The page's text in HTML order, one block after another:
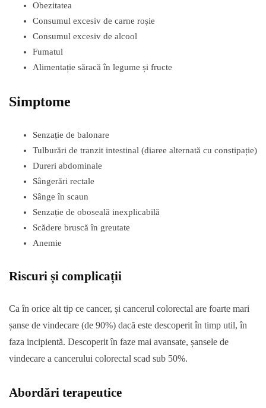
Obezitatea
Consumul excesiv de carne roșie
Consumul excesiv de alcool
Fumatul
Alimentație săracă în legume și fructe
Simptome
Senzație de balonare
Tulburări de tranzit intestinal (diaree alternată cu constipație)
Dureri abdominale
Sângerări rectale
Sânge în scaun
Senzație de oboseală inexplicabilă
Scădere bruscă în greutate
Anemie
Riscuri și complicații
Ca în orice alt tip ce cancer, și cancerul colorectal are foarte mari
șanse de vindecare (de 90%) dacă este descoperit în timp util, în
faza incipientă. Descoperit în faze mai avansate, șansele de
vindecare a cancerului colorectal scad sub 50%.
Abordări terapeutice